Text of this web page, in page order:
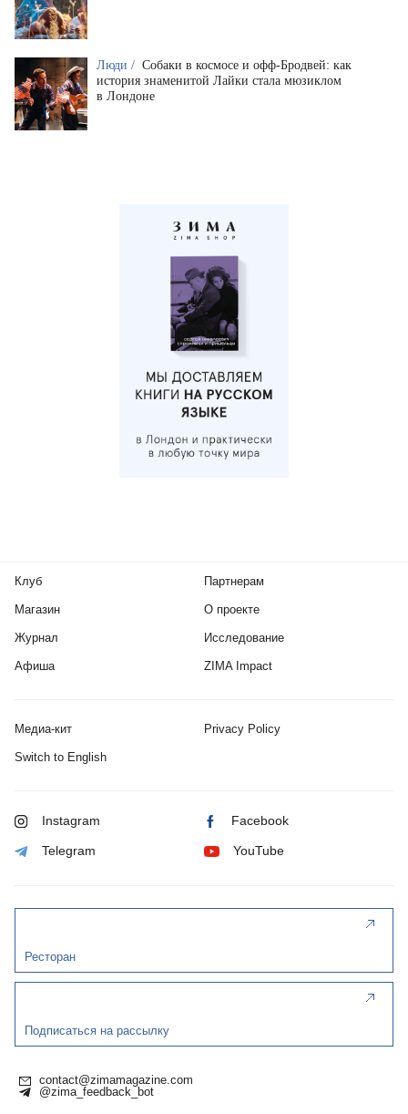
Люди / Собаки в космосе и офф-Бродвей: как
история знаменитой Лайки стала мюзиклом
в Лондоне
Клуб
Магазин
Журнал
Афиша
Партнерам
О проекте
Исследование
ZIMA Impact
Медиа-кит Privacy Policy
Switch to English
Instagram Facebook
Telegram YouTube
Ресторан
Подписаться на рассылку
contact@zimamagazine.com
@zima_feedback_bot